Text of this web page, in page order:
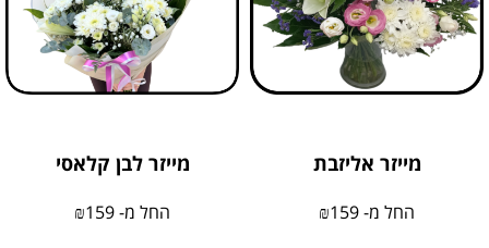
מייזר אליזבת
החל מ- ₪159
מייזר לבן קלאסי
החל מ- ₪159